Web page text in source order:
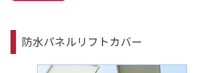
防水パネルリフトカバー